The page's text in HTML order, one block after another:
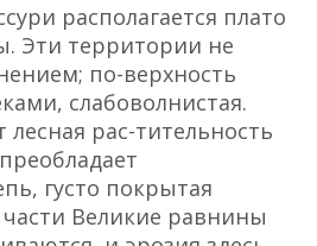
располагается плато
Эти территории не
по-верхность
слабоволнистая.
лесная рас-тительность
густо покрытая
Великие равнины